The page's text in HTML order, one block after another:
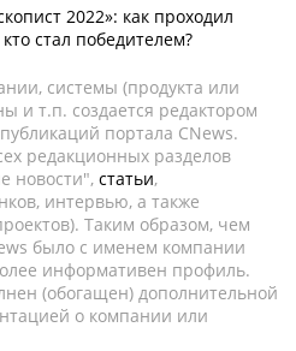
2022»: как проходил
стал победителем?
системы (продукта или
и т.п. создается редактором
портала CNews.
редакционных разделов
новости", статьи,
интервью, а также
Таким образом, чем
было с именем компании
информативен профиль.
(обогащен) дополнительной
о компании или